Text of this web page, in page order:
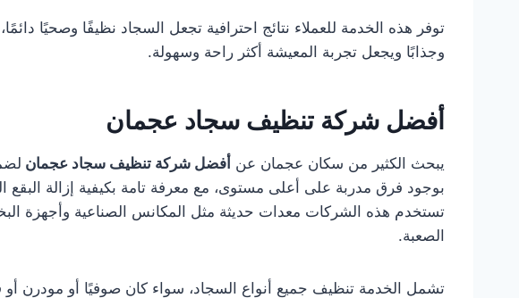
توفر هذه الخدمة للعملاء نتائج احترافية تجعل السجاد نظيفًا وصحيًا
وجذابًا ويجعل تجربة المعيشة أكثر راحة وسهولة.
أفضل شركة تنظيف سجاد عجمان
يبحث الكثير من سكان عجمان عن أفضل شركة تنظيف سجاد عجمان
بوجود فرق مدربة على أعلى مستوى، مع معرفة تامة بكيفية إزالة البقع
تستخدم هذه الشركات معدات حديثة مثل المكانس الصناعية وأجهزة
الصعبة.
تشمل الخدمة تنظيف جميع أنواع السجاد، سواء كان صوفيًا أو مودرن أو